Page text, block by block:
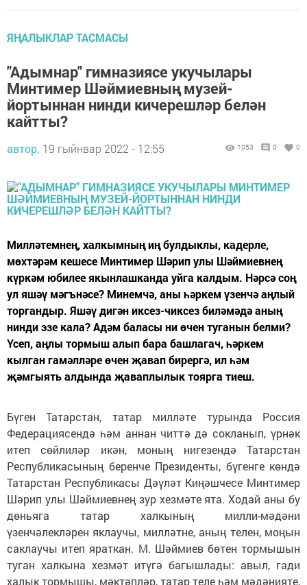
ЯҢАЛЫКЛАР ТАСМАСЫ
"Адымнар" гимназиясе укучылары
Минтимер Шәймиевның музей-
йортыннан нинди кичерешләр белән
кайтты?
автор, 19 гыйнвар 2022 - 12:55 1053 0 0
Милләтемнең, халкымның иң булдыклы, кадерле,
мөхтәрәм кешесе Минтимер Шәрип улы Шәймиевнең
күркәм юбилее якынлашканда уйга калдым. Нәрсә соң
ул яшәү мәгънәсе? Минемчә, аны һәркем үзенчә аңлый
торгандыр. Яшәү дигән иксез-чиксез биләмәдә аның
нинди эзе кала? Адәм баласы ни өчен туганын белми?
Үсеп, аңлы тормыш алып бара башлагач, һәркем
кылган гамәлләре өчен җавап бирергә, ил һәм
җәмгыять алдында җаваплылык тоярга тиеш.
Бүген Татарстан, татар милләте турында Россия
Федерациясендә һәм аннан читтә дә сокланып, үрнәк
итеп сөйлиләр икән, моның нигезендә Татарстан
Республикасының беренче Президенты, бүгенге көндә
Татарстан Республикасы Дәүләт Киңәшчесе Минтимер
Шәрип улы Шәймиевнең зур хезмәте ята. Ходай аны бу
дөньяга татар халкының милли-мәдәни
үзенчәлекләрен яклаучы, милләтне, аның телен, моңын
саклаучы итеп яраткан. М. Шәймиев бөтен тормышын
туган халкына хезмәт итүгә багышлады: авыл, гади
халык тормышы, мәктәпләр, татар теле һәм мәдәнияте,